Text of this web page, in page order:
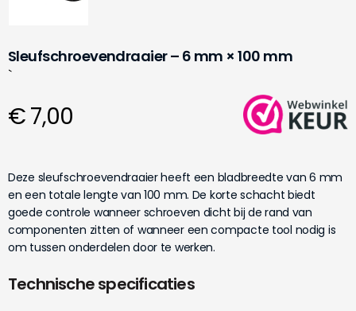
Sleufschroevendraaier – 6 mm × 100 mm
`
€ 7,00
Deze sleufschroevendraaier heeft een bladbreedte van 6 mm
en een totale lengte van 100 mm. De korte schacht biedt
goede controle wanneer schroeven dicht bij de rand van
componenten zitten of wanneer een compacte tool nodig is
om tussen onderdelen door te werken.
Technische specificaties